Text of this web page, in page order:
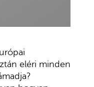
eléri minden